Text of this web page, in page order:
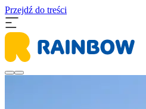
Przejdź do treści